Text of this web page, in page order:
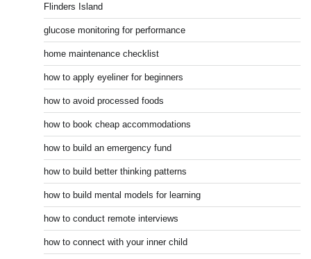
Flinders Island
glucose monitoring for performance
home maintenance checklist
how to apply eyeliner for beginners
how to avoid processed foods
how to book cheap accommodations
how to build an emergency fund
how to build better thinking patterns
how to build mental models for learning
how to conduct remote interviews
how to connect with your inner child